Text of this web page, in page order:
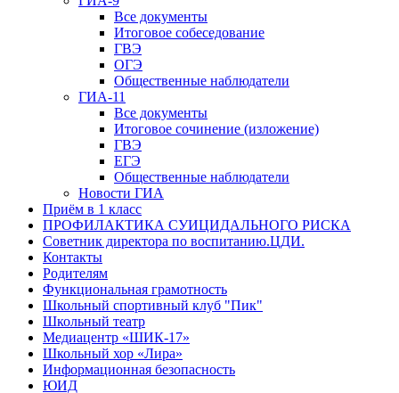
Все документы
Итоговое собеседование
ГВЭ
ОГЭ
Общественные наблюдатели
ГИА-11
Все документы
Итоговое сочинение (изложение)
ГВЭ
ЕГЭ
Общественные наблюдатели
Новости ГИА
Приём в 1 класс
ПРОФИЛАКТИКА СУИЦИДАЛЬНОГО РИСКА
Советник директора по воспитанию.ЦДИ.
Контакты
Родителям
Функциональная грамотность
Школьный спортивный клуб "Пик"
Школьный театр
Медиацентр «ШИК-17»
Школьный хор «Лира»
Информационная безопасность
ЮИД